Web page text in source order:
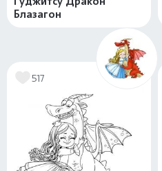
Блазагон
517